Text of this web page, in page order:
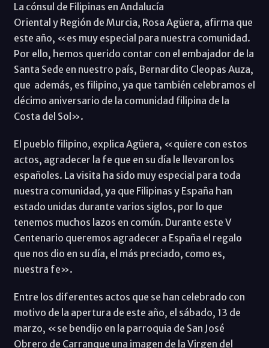
La cónsul de Filipinas en Andalucía
Oriental y Región de Murcia, Rosa Agüera, afirma que
este año, «es muy especial para nuestra comunidad.
Por ello, hemos querido contar con el embajador de la
Santa Sede en nuestro país, Bernardito Cleopas Auza,
que además, es filipino, ya que también celebramos el
décimo aniversario de la comunidad filipina de la
Costa del Sol».
El pueblo filipino, explica Agüera, «quiere con estos
actos, agradecer la fe que en su día le llevaron los
españoles. La visita ha sido muy especial para toda
nuestra comunidad, ya que Filipinas y España han
estado unidas durante varios siglos, por lo que
tenemos muchos lazos en común. Durante este V
Centenario queremos agradecer a España el regalo
que nos dio en su día, el más preciado, como es,
nuestra fe».
Entre los diferentes actos que se han celebrado con
motivo de la apertura de este año, el sábado, 13 de
marzo, «se bendijo en la parroquia de San José
Obrero de Carranque una imagen de la Virgen del